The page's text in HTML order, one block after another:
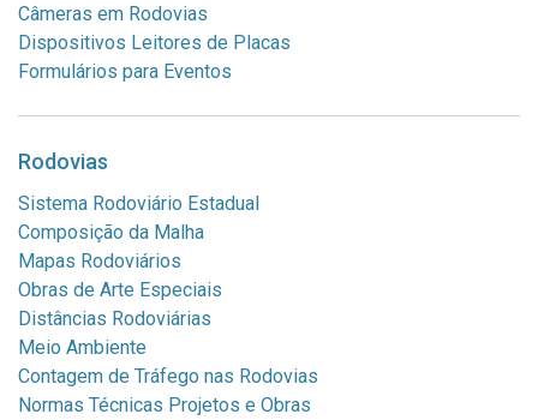
Câmeras em Rodovias
Dispositivos Leitores de Placas
Formulários para Eventos
Rodovias
Sistema Rodoviário Estadual
Composição da Malha
Mapas Rodoviários
Obras de Arte Especiais
Distâncias Rodoviárias
Meio Ambiente
Contagem de Tráfego nas Rodovias
Normas Técnicas Projetos e Obras